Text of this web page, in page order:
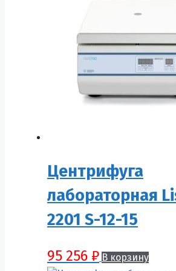
Центрифуга
лабораторная
2201 S-12-15
95 256 ₽ В корзину